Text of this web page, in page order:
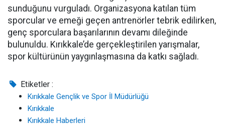
sunduğunu vurguladı. Organizasyona katılan tüm
sporcular ve emeği geçen antrenörler tebrik edilirken,
genç sporculara başarılarının devamı dileğinde
bulunuldu. Kırıkkale’de gerçekleştirilen yarışmalar,
spor kültürünün yaygınlaşmasına da katkı sağladı.
Etiketler :
Kırıkkale Gençlik ve Spor İl Müdürlüğü
Kırıkkale
Kırıkkale Haberleri